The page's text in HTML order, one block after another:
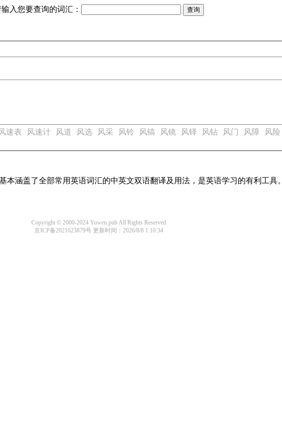
入您要查询的词汇：
风速表 风速计 风道 风选 风采 风铃 风镐 风镜 风铎 风钻 风门 风障 风险
涵盖了全部常用英语词汇的中英文双语翻译及用法，是英语学习的有利工具。
Copyright © 2000-2024 Yuwen.pub All Rights Reserved
京ICP备2021023879号更新时间：2026/8/8 1:10:34